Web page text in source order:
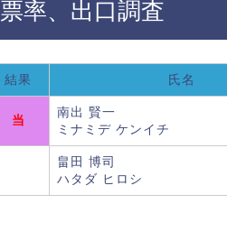
票率、出口調査
結果 氏名
当
南出 賢一
ミナミデ ケンイチ
畠田 博司
ハタダ ヒロシ